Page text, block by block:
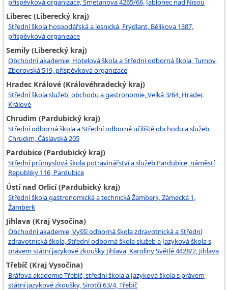
příspěvková organizace, Smetanova 4265/66, Jablonec nad Nisou
Liberec (Liberecký kraj)
Střední škola hospodářská a lesnická, Frýdlant, Bělíkova 1387,
příspěvková organizace
Semily (Liberecký kraj)
Obchodní akademie, Hotelová škola a Střední odborná škola, Turnov,
Zborovská 519, příspěvková organizace
Hradec Králové (Královéhradecký kraj)
Střední škola služeb, obchodu a gastronomie, Velká 3/64, Hradec
Králové
Chrudim (Pardubický kraj)
Střední odborná škola a Střední odborné učiliště obchodu a služeb,
Chrudim, Čáslavská 205
Pardubice (Pardubický kraj)
Střední průmyslová škola potravinářství a služeb Pardubice, náměstí
Republiky 116, Pardubice
Ústí nad Orlicí (Pardubický kraj)
Střední škola gastronomická a technická Žamberk, Zámecká 1,
Žamberk
Jihlava (Kraj Vysočina)
Obchodní akademie, Vyšší odborná škola zdravotnická a Střední
zdravotnická škola, Střední odborná škola služeb a Jazyková škola s
právem státní jazykové zkoušky Jihlava, Karoliny Světlé 4428/2, Jihlava
Třebíč (Kraj Vysočina)
Bráfova akademie Třebíč, střední škola a Jazyková škola s právem
státní jazykové zkoušky, Sirotčí 63/4, Třebíč